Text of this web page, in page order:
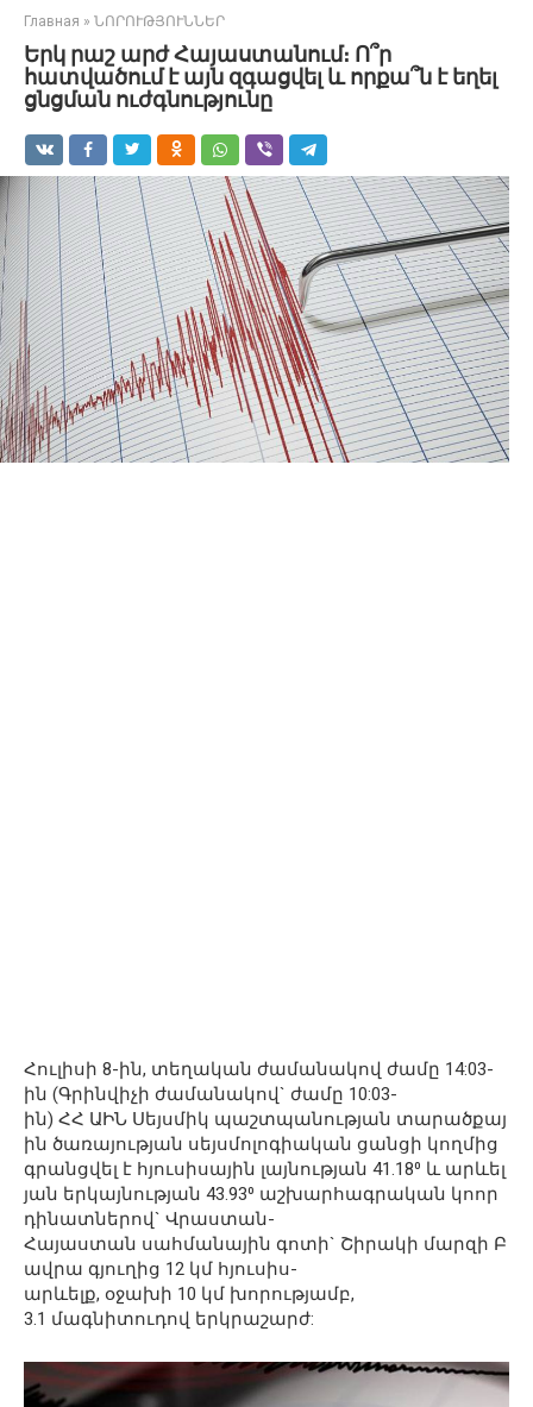
Главная » ՆՈՐՈՒԹՅՈՒՆՆԵՐ
Երկ րաշ արժ Հայաստանում։ Ո՞ր
հատվածում է այն զգացվել և որքա՞ն է եղել
ցնցման ուժգնությունը
Հուլիսի 8-ին, տեղական ժամանակով ժամը 14:03-
ին (Գրինվիչի ժամանակով` ժամը 10:03-
ին) ՀՀ ԱԻՆ Սեյսմիկ պաշտպանության տարածքայ
ին ծառայության սեյսմոլոգիական ցանցի կողմից
գրանցվել է հյուսիսային լայնության 41.18⁰ և արևել
յան երկայնության 43.93⁰ աշխարհագրական կոոր
դինատներով` Վրաստան-
Հայաստան սահմանային գոտի` Շիրակի մարզի Բ
ավրա գյուղից 12 կմ հյուսիս-
արևելք, օջախի 10 կմ խորությամբ,
3.1 մագնիտուդով երկրաշարժ: